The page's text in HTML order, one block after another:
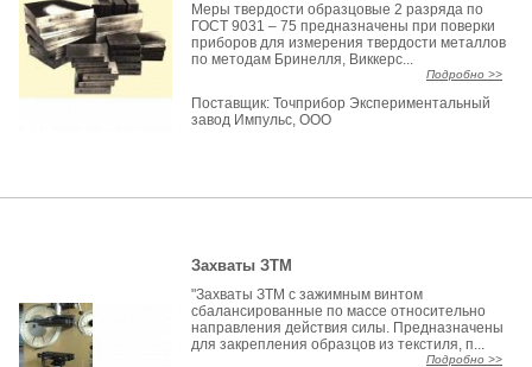
Меры твердости образцовые 2 разряда по
ГОСТ 9031 – 75 предназначены при поверки
приборов для измерения твердости металлов
по методам Бринелля, Виккерс...
Подробно >>
Поставщик:Точприбор Экспериментальный
завод Импульс, ООО
Захваты ЗТМ
"Захваты ЗТМ с зажимным винтом
сбалансированные по массе относительно
направления действия силы. Предназначены
для закрепления образцов из текстиля, п...
Подробно >>